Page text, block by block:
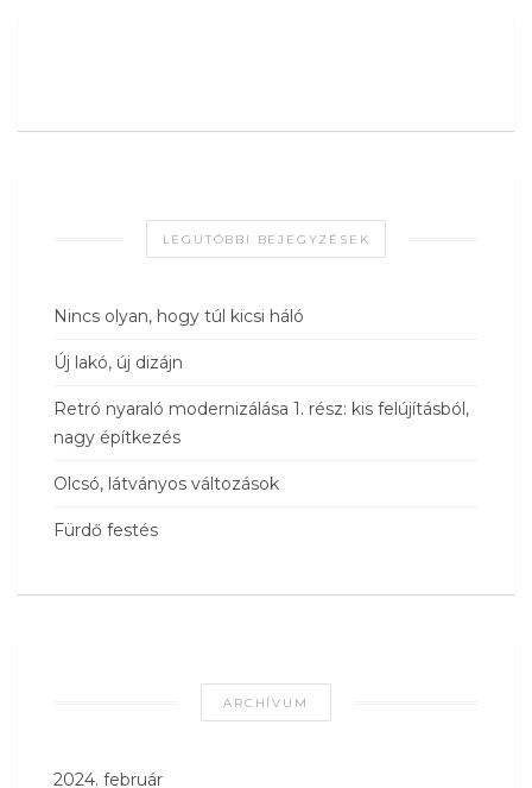
LEGUTÓBBI BEJEGYZÉSEK
Nincs olyan, hogy túl kicsi háló
Új lakó, új dizájn
Retró nyaraló modernizálása 1. rész: kis felújításból,
nagy építkezés
Olcsó, látványos változások
Fürdő festés
ARCHÍVUM
2024. február